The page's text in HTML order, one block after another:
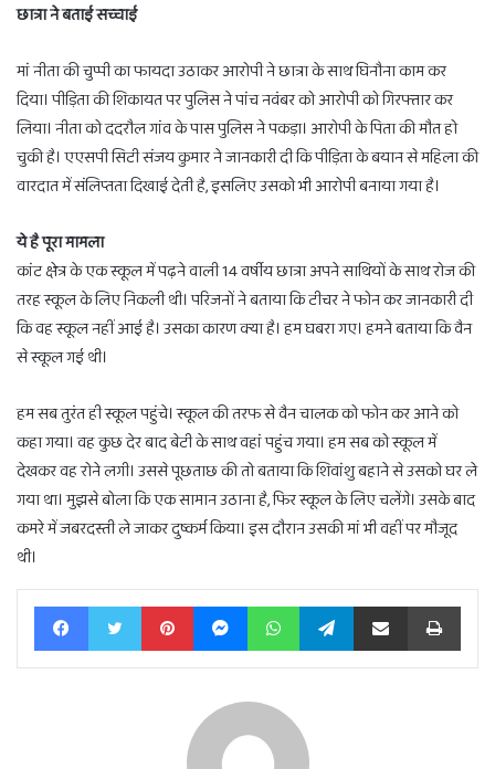
छात्रा ने बताई सच्चाई
मां नीता की चुप्पी का फायदा उठाकर आरोपी ने छात्रा के साथ घिनौना काम कर
दिया। पीड़िता की शिकायत पर पुलिस ने पांच नवंबर को आरोपी को गिरफ्तार कर
लिया। नीता को ददरौल गांव के पास पुलिस ने पकड़ा। आरोपी के पिता की मौत हो
चुकी है। एएसपी सिटी संजय कुमार ने जानकारी दी कि पीड़िता के बयान से महिला की
वारदात में संलिप्तता दिखाई देती है, इसलिए उसको भी आरोपी बनाया गया है।
ये है पूरा मामला
कांट क्षेत्र के एक स्कूल में पढ़ने वाली 14 वर्षीय छात्रा अपने साथियों के साथ रोज की
तरह स्कूल के लिए निकली थी। परिजनों ने बताया कि टीचर ने फोन कर जानकारी दी
कि वह स्कूल नहीं आई है। उसका कारण क्या है। हम घबरा गए। हमने बताया कि वैन
से स्कूल गई थी।
हम सब तुरंत ही स्कूल पहुंचे। स्कूल की तरफ से वैन चालक को फोन कर आने को
कहा गया। वह कुछ देर बाद बेटी के साथ वहां पहुंच गया। हम सब को स्कूल में
देखकर वह रोने लगी। उससे पूछताछ की तो बताया कि शिवांशु बहाने से उसको घर ले
गया था। मुझसे बोला कि एक सामान उठाना है, फिर स्कूल के लिए चलेंगे। उसके बाद
कमरे में जबरदस्ती ले जाकर दुष्कर्म किया। इस दौरान उसकी मां भी वहीं पर मौजूद
थी।
FacebookTwitter PinterestMessengerWhatsAppTelegramShare via Email Print